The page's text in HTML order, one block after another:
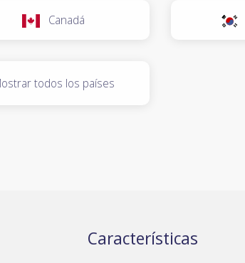
Canadá
todos los países
Características